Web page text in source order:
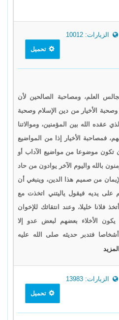
الزيارات: 10012
تحميل
العلم، ومصاحبة الصالحين لأن
وصحبة الأخيار من دين الإسلام وصحبة
عقده الله بين المؤمنين، وموالاتنا
فمصاحبة الأخيار إذا من المواضيع
تكون موضوعا من مواضيع الآداب أو
بالله واليوم الآخر يوادون من حاد
من صميم هذا الدين، وينبغي أن
على يديه فيقول ياليتني اتخذت مع
فلانا خليلا، وعند انتقائك للإخوان
يكون الأخلاء بعضهم لبعض عدو إلا
فتدبر حديثه صلى الله عليه
الزيارات: 13983
تحميل